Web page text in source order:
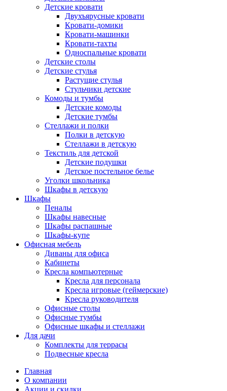
Детские кровати
Двухъярусные кровати
Кровати-домики
Кровати-машинки
Кровати-тахты
Односпальные кровати
Детские столы
Детские стулья
Растущие стулья
Стульчики детские
Комоды и тумбы
Детские комоды
Детские тумбы
Стеллажи и полки
Полки в детскую
Стеллажи в детскую
Текстиль для детской
Детские подушки
Детское постельное белье
Уголки школьника
Шкафы в детскую
Шкафы
Пеналы
Шкафы навесные
Шкафы распашные
Шкафы-купе
Офисная мебель
Диваны для офиса
Кабинеты
Кресла компьютерные
Кресла для персонала
Кресла игровые (геймерские)
Кресла руководителя
Офисные столы
Офисные тумбы
Офисные шкафы и стеллажи
Для дачи
Комплекты для террасы
Подвесные кресла
Главная
О компании